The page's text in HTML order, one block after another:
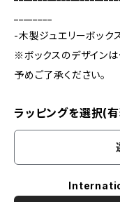
-木製ジュエリーボック
※ボックスのデザイン
予めご了承ください。
ラッピングを選択(